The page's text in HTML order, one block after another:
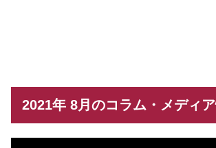
2021年 8月のコラム・メディ